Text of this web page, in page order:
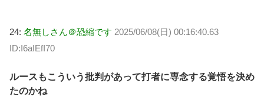
24: 名無しさん＠恐縮です 2025/06/08(日) 00:16:40.63
ID:I6aIEfI70
ルースもこういう批判があって打者に専念する覚悟を決め
たのかね